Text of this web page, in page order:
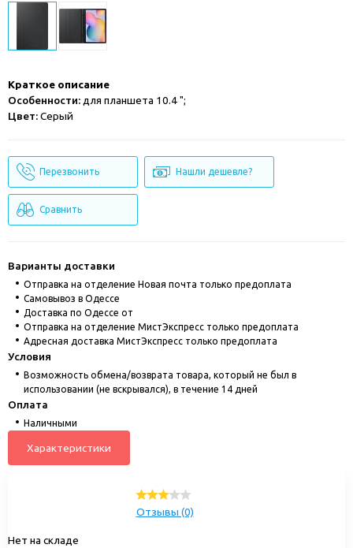
Краткое описание
Особенности: для планшета 10.4 ";
Цвет:Серый
Перезвонить Нашли дешевле?
Сравнить
Варианты доставки
Отправка на отделение Новая почта только предоплата
Cамовывоз в Одессе
Доставка по Одессе от
Отправка на отделение МистЭкспресс только предоплата
Адресная доставка МистЭкспресс только предоплата
Условия
Возможность обмена/возврата товара, который не был в
использовании (не вскрывался), в течение 14 дней
Оплата
Наличными
Характеристики
Отзывы (0)
Нет на складе